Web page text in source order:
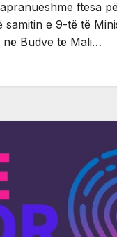
ftesa
samitin e 9-të të
në Budve të Mali…